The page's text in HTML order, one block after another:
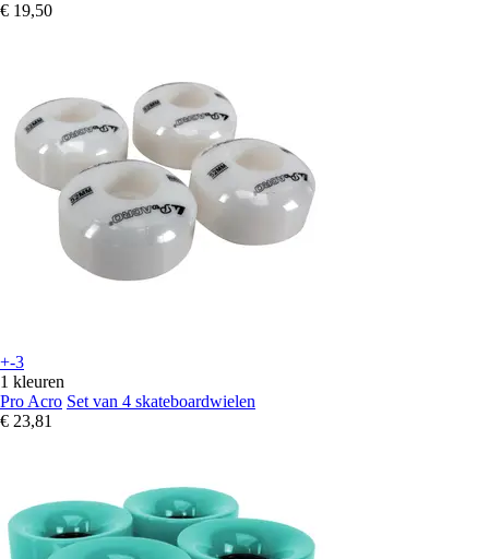
€ 19,50
+-3
1 kleuren
Pro Acro Set van 4 skateboardwielen
€ 23,81